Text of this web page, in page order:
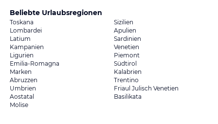
Beliebte Urlaubsregionen
Toskana
Sizilien
Lombardei
Apulien
Latium
Sardinien
Kampanien
Venetien
Ligurien
Piemont
Emilia-Romagna
Südtirol
Marken
Kalabrien
Abruzzen
Trentino
Umbrien
Friaul Julisch Venetien
Aostatal
Basilikata
Molise